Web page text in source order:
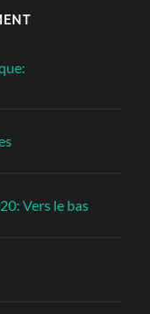
Vers le bas